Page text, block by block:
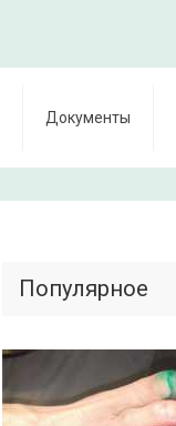
Документы
Популярное